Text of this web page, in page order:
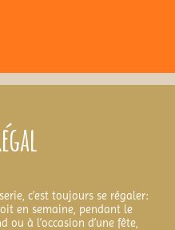
c’est toujours se régaler:
en semaine, pendant le
ou à l’occasion d’une fête,